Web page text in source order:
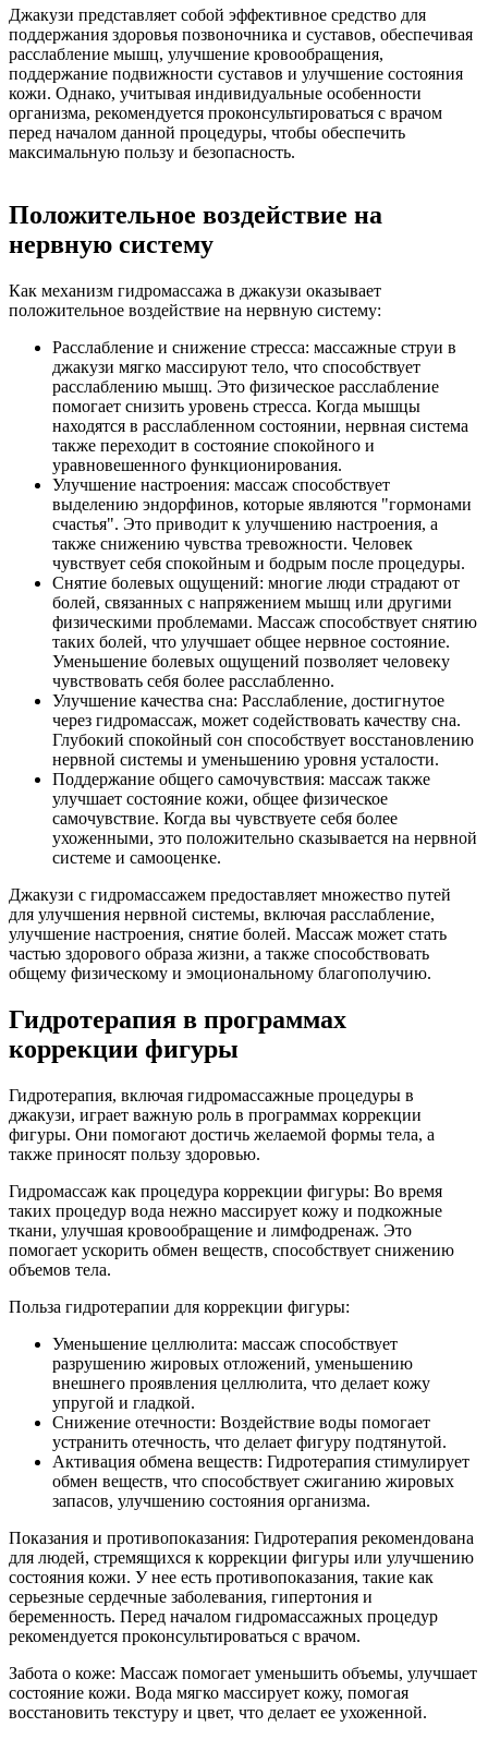
Джакузи представляет собой эффективное средство для
поддержания здоровья позвоночника и суставов, обеспечивая
расслабление мышц, улучшение кровообращения,
поддержание подвижности суставов и улучшение состояния
кожи. Однако, учитывая индивидуальные особенности
организма, рекомендуется проконсультироваться с врачом
перед началом данной процедуры, чтобы обеспечить
максимальную пользу и безопасность.
Положительное воздействие на
нервную систему
Как механизм гидромассажа в джакузи оказывает
положительное воздействие на нервную систему:
Расслабление и снижение стресса: массажные струи в
джакузи мягко массируют тело, что способствует
расслаблению мышц. Это физическое расслабление
помогает снизить уровень стресса. Когда мышцы
находятся в расслабленном состоянии, нервная система
также переходит в состояние спокойного и
уравновешенного функционирования.
Улучшение настроения: массаж способствует
выделению эндорфинов, которые являются "гормонами
счастья". Это приводит к улучшению настроения, а
также снижению чувства тревожности. Человек
чувствует себя спокойным и бодрым после процедуры.
Снятие болевых ощущений: многие люди страдают от
болей, связанных с напряжением мышц или другими
физическими проблемами. Массаж способствует снятию
таких болей, что улучшает общее нервное состояние.
Уменьшение болевых ощущений позволяет человеку
чувствовать себя более расслабленно.
Улучшение качества сна: Расслабление, достигнутое
через гидромассаж, может содействовать качеству сна.
Глубокий спокойный сон способствует восстановлению
нервной системы и уменьшению уровня усталости.
Поддержание общего самочувствия: массаж также
улучшает состояние кожи, общее физическое
самочувствие. Когда вы чувствуете себя более
ухоженными, это положительно сказывается на нервной
системе и самооценке.
Джакузи с гидромассажем предоставляет множество путей
для улучшения нервной системы, включая расслабление,
улучшение настроения, снятие болей. Массаж может стать
частью здорового образа жизни, а также способствовать
общему физическому и эмоциональному благополучию.
Гидротерапия в программах
коррекции фигуры
Гидротерапия, включая гидромассажные процедуры в
джакузи, играет важную роль в программах коррекции
фигуры. Они помогают достичь желаемой формы тела, а
также приносят пользу здоровью.
Гидромассаж как процедура коррекции фигуры: Во время
таких процедур вода нежно массирует кожу и подкожные
ткани, улучшая кровообращение и лимфодренаж. Это
помогает ускорить обмен веществ, способствует снижению
объемов тела.
Польза гидротерапии для коррекции фигуры:
Уменьшение целлюлита: массаж способствует
разрушению жировых отложений, уменьшению
внешнего проявления целлюлита, что делает кожу
упругой и гладкой.
Снижение отечности: Воздействие воды помогает
устранить отечность, что делает фигуру подтянутой.
Активация обмена веществ: Гидротерапия стимулирует
обмен веществ, что способствует сжиганию жировых
запасов, улучшению состояния организма.
Показания и противопоказания: Гидротерапия рекомендована
для людей, стремящихся к коррекции фигуры или улучшению
состояния кожи. У нее есть противопоказания, такие как
серьезные сердечные заболевания, гипертония и
беременность. Перед началом гидромассажных процедур
рекомендуется проконсультироваться с врачом.
Забота о коже: Массаж помогает уменьшить объемы, улучшает
состояние кожи. Вода мягко массирует кожу, помогая
восстановить текстуру и цвет, что делает ее ухоженной.